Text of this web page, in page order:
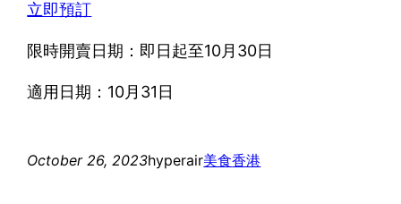
立即預訂
限時開賣日期：即日起至10月30日
適用日期：10月31日
October 26, 2023hyperair美食香港